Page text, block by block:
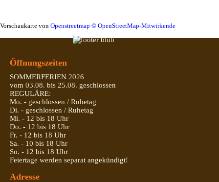
Vorschaukarte von Openstreetmap © OpenStreetMap-Mitwirkende
Öffnungszeiten
SOMMERFERIEN 2026
vom 03.08. bis 25.08. geschlossen
REGULÄRE:
Mo. - geschlossen / Ruhetag
Di. - geschlossen / Ruhetag
Mi. - 12 bis 18 Uhr
Do. - 12 bis 18 Uhr
Fr. - 12 bis 18 Uhr
Sa. - 10 bis 18 Uhr
So. - 12 bis 18 Uhr
Feiertage werden separat angekündigt!
Adresse